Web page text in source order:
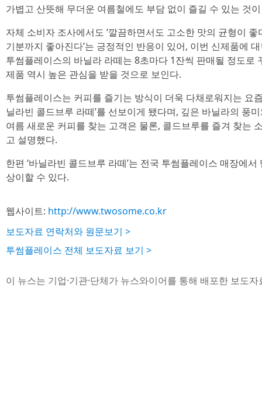
가볍고 산뜻해 무더운 여름철에도 부담 없이 즐길 수 있는 것
자체 소비자 조사에서도 ‘깔끔하면서도 고소한 맛의 균형이 좋
기분까지 좋아진다’는 긍정적인 반응이 있어, 이번 신제품에
투썸플레이스의 바닐라 라떼는 8초마다 1잔씩 판매될 정도로
제품 역시 높은 관심을 받을 것으로 보인다.
투썸플레이스는 커피를 즐기는 방식이 더욱 다채로워지는 요
닐라빈 콜드브루 라떼’를 선보이게 됐다며, 깊은 바닐라의 풍
여름 새로운 커피를 찾는 고객은 물론, 콜드브루를 즐겨 찾는
고 설명했다.
한편 ‘바닐라빈 콜드브루 라떼’는 전국 투썸플레이스 매장에
상이할 수 있다.
웹사이트: http://www.twosome.co.kr
보도자료 연락처와 원문보기 >
투썸플레이스 전체 보도자료 보기 >
이 뉴스는 기업·기관·단체가 뉴스와이어를 통해 배포한 보도